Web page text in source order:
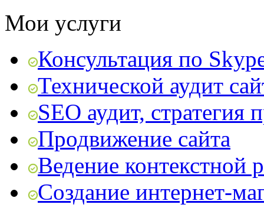
Мои услуги
Консультация по
Технической аудит
SEO аудит, стратегия
Продвижение сайта
Ведение контекстной
Создание интернет-